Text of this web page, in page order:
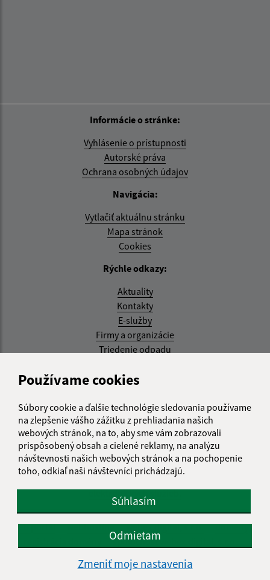
Používame cookies
Súbory cookie a ďalšie technológie sledovania používame
na zlepšenie vášho zážitku z prehliadania našich
webových stránok, na to, aby sme vám zobrazovali
prispôsobený obsah a cielené reklamy, na analýzu
návštevnosti našich webových stránok a na pochopenie
toho, odkiaľ naši návštevníci prichádzajú.
Súhlasím
Odmietam
Zmeniť moje nastavenia
Informácie o stránke:
Vyhlásenie o prístupnosti
Autorské práva
Ochrana osobných údajov
Navigácia:
Vytlačiť aktuálnu stránku
Mapa stránok
Cookies
Rýchle odkazy:
Aktuality
Kontakty
E-služby
Firmy a organizácie
Triedenie odpadu
Aktualizované:
RSS
Správca obsahu:
Správca obsahu je Obec Kysak.
Vytvorené v súlade s
Jednotným dizajn manuálom
elektronických služieb.
web portál webhosting webex.digital, s.r.o.
domény
spoločnosť webex.digital, s.r.o.
Technický prevádzkovateľ: